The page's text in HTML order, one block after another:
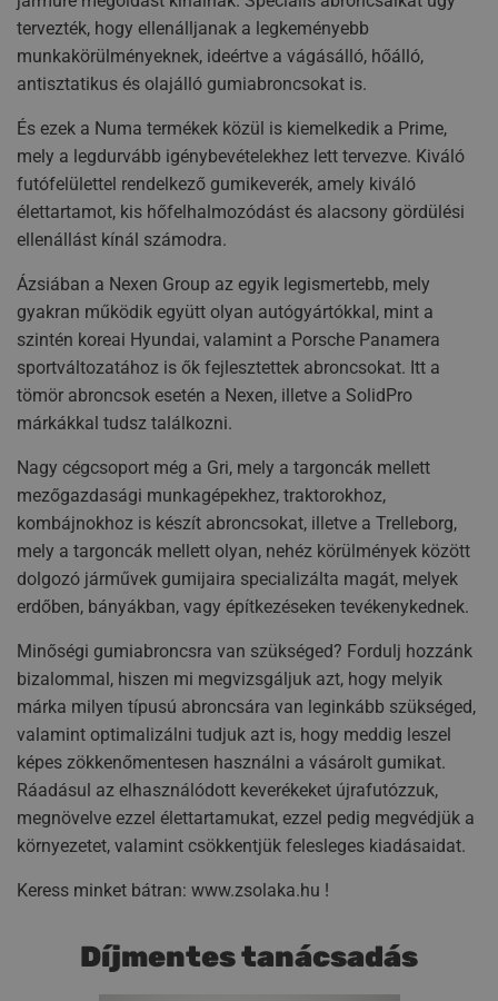
Díjmentes tanácsadás
tervezték, hogy ellenálljanak a legkeményebb
munkakörülményeknek, ideértve a vágásálló, hőálló,
antisztatikus és olajálló gumiabroncsokat is.
És ezek a Numa termékek közül is kiemelkedik a Prime,
mely a legdurvább igénybevételekhez lett tervezve. Kiváló
futófelülettel rendelkező gumikeverék, amely kiváló
élettartamot, kis hőfelhalmozódást és alacsony gördülési
ellenállást kínál számodra.
Ázsiában a Nexen Group az egyik legismertebb, mely
gyakran működik együtt olyan autógyártókkal, mint a
szintén koreai Hyundai, valamint a Porsche Panamera
sportváltozatához is ők fejlesztettek abroncsokat. Itt a
tömör abroncsok esetén a Nexen, illetve a SolidPro
márkákkal tudsz találkozni.
Nagy cégcsoport még a Gri, mely a targoncák mellett
mezőgazdasági munkagépekhez, traktorokhoz,
kombájnokhoz is készít abroncsokat, illetve a Trelleborg,
mely a targoncák mellett olyan, nehéz körülmények között
dolgozó járművek gumijaira specializálta magát, melyek
erdőben, bányákban, vagy építkezéseken tevékenykednek.
Minőségi gumiabroncsra van szükséged? Fordulj hozzánk
bizalommal, hiszen mi megvizsgáljuk azt, hogy melyik
márka milyen típusú abroncsára van leginkább szükséged,
valamint optimalizálni tudjuk azt is, hogy meddig leszel
képes zökkenőmentesen használni a vásárolt gumikat.
Ráadásul az elhasználódott keverékeket újrafutózzuk,
megnövelve ezzel élettartamukat, ezzel pedig megvédjük a
környezetet, valamint csökkentjük felesleges kiadásaidat.
Keress minket bátran: www.zsolaka.hu !